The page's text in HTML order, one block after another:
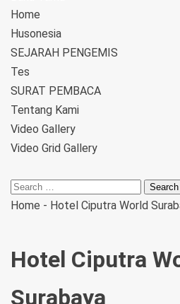
Home
Husonesia
SEJARAH PENGEMIS
Tes
SURAT PEMBACA
Tentang Kami
Video Gallery
Video Grid Gallery
Home - Hotel Ciputra World
Hotel Ciputra
Surabaya